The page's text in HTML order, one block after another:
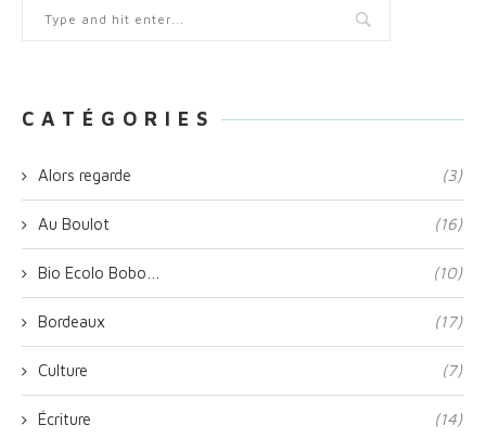
C A T É G O R I E S
Alors regarde (3)
Au Boulot (16)
Bio Ecolo Bobo… (10)
Bordeaux (17)
Culture (7)
Écriture (14)